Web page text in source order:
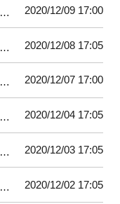
2020/12/09 17:00
2020/12/08 17:05
2020/12/07 17:00
2020/12/04 17:05
2020/12/03 17:05
2020/12/02 17:05